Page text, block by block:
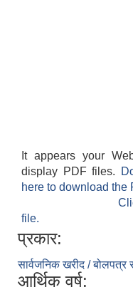
It appears your
display PDF files.
here to download the
file.
प्रकार:
सार्वजनिक खरीद / बोलपत्र
आर्थिक वर्ष: